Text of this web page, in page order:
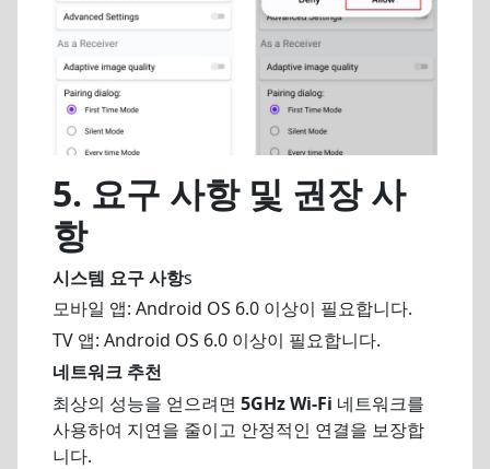
5. 요구 사항 및 권장 사
항
시스템 요구 사항s
모바일 앱: Android OS 6.0 이상이 필요합니다.
TV 앱: Android OS 6.0 이상이 필요합니다.
네트워크 추천
최상의 성능을 얻으려면 5GHz Wi-Fi 네트워크를
사용하여 지연을 줄이고 안정적인 연결을 보장합
니다.